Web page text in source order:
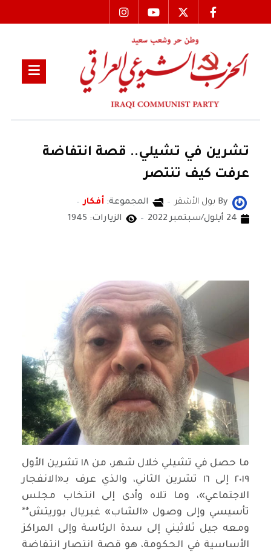
تشرين في تشيلي.. قصة انتفاضة
عرفت كيف تنتصر
By بول الأشقر المجموعة: أفكار
24 أيلول/سبتمبر 2022
الزيارات: 1945
ما حصل في تشيلي خلال شهر، من ١٨ تشرين الأول
٢٠١٩ إلى ١٦ تشرين الثاني، والذي عرف بـ«الانفجار
الاجتماعي»، وما تلاه وأدى إلى انتخاب مجلس
تأسيسي وإلى وصول «الشاب» غبريال بوريتش**
ومعه جيل ثلاثيني إلى سدة الرئاسة وإلى المراكز
الأساسية في الحكومة، هو قصة انتصار انتفاضة